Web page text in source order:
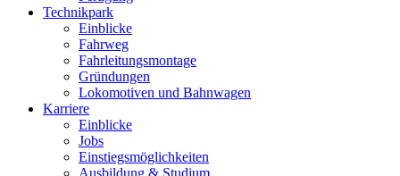
Technikpark
Einblicke
Fahrweg
Fahrleitungsmontage
Gründungen
Lokomotiven und Bahnwagen
Karriere
Einblicke
Jobs
Einstiegsmöglichkeiten
Ausbildung & Studium